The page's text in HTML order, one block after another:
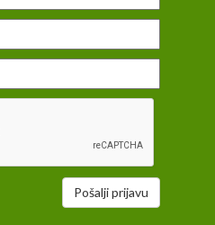
Pošalji prijavu